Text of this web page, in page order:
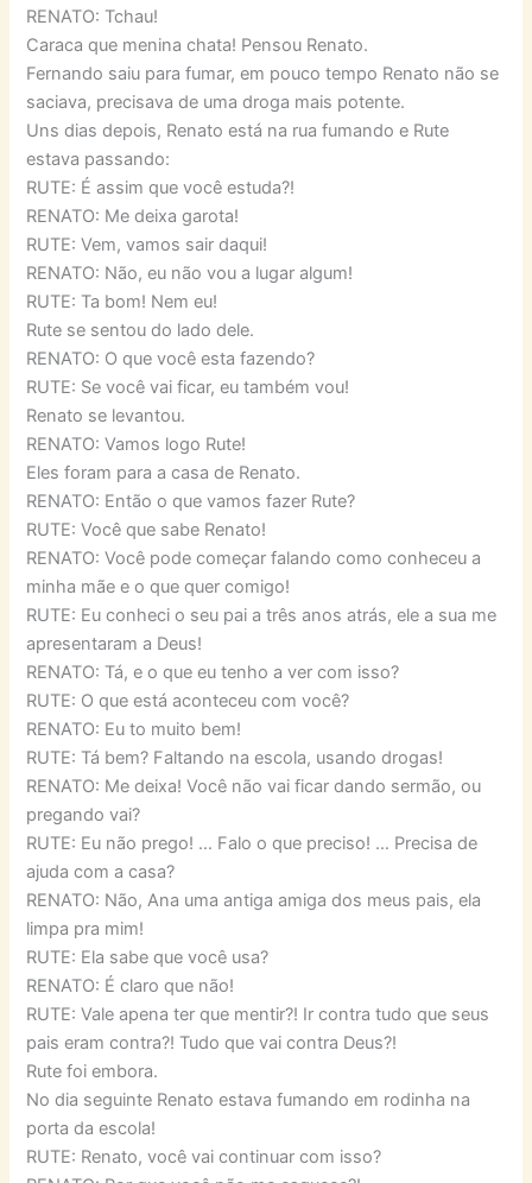
RENATO: Tchau!
Caraca que menina chata! Pensou Renato.
Fernando saiu para fumar, em pouco tempo Renato não se
saciava, precisava de uma droga mais potente.
Uns dias depois, Renato está na rua fumando e Rute
estava passando:
RUTE: É assim que você estuda?!
RENATO: Me deixa garota!
RUTE: Vem, vamos sair daqui!
RENATO: Não, eu não vou a lugar algum!
RUTE: Ta bom! Nem eu!
Rute se sentou do lado dele.
RENATO: O que você esta fazendo?
RUTE: Se você vai ficar, eu também vou!
Renato se levantou.
RENATO: Vamos logo Rute!
Eles foram para a casa de Renato.
RENATO: Então o que vamos fazer Rute?
RUTE: Você que sabe Renato!
RENATO: Você pode começar falando como conheceu a
minha mãe e o que quer comigo!
RUTE: Eu conheci o seu pai a três anos atrás, ele a sua me
apresentaram a Deus!
RENATO: Tá, e o que eu tenho a ver com isso?
RUTE: O que está aconteceu com você?
RENATO: Eu to muito bem!
RUTE: Tá bem? Faltando na escola, usando drogas!
RENATO: Me deixa! Você não vai ficar dando sermão, ou
pregando vai?
RUTE: Eu não prego! … Falo o que preciso! … Precisa de
ajuda com a casa?
RENATO: Não, Ana uma antiga amiga dos meus pais, ela
limpa pra mim!
RUTE: Ela sabe que você usa?
RENATO: É claro que não!
RUTE: Vale apena ter que mentir?! Ir contra tudo que seus
pais eram contra?! Tudo que vai contra Deus?!
Rute foi embora.
No dia seguinte Renato estava fumando em rodinha na
porta da escola!
RUTE: Renato, você vai continuar com isso?